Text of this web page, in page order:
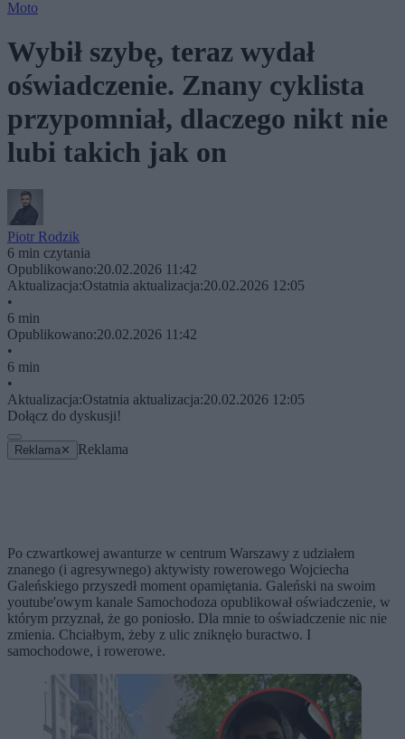
Moto
Wybił szybę, teraz wydał
oświadczenie. Znany cyklista
przypomniał, dlaczego nikt nie
lubi takich jak on
Piotr Rodzik
6 min czytania
Opublikowano:20.02.2026 11:42
Aktualizacja:Ostatnia aktualizacja:20.02.2026 12:05
•
6 min
Opublikowano:20.02.2026 11:42
•
6 min
•
Aktualizacja:Ostatnia aktualizacja:20.02.2026 12:05
Dołącz do dyskusji!
Reklama ✕ Reklama
Po czwartkowej awanturze w centrum Warszawy z udziałem
znanego (i agresywnego) aktywisty rowerowego Wojciecha
Galeńskiego przyszedł moment opamiętania. Galeński na swoim
youtube'owym kanale Samochodoza opublikował oświadczenie, w
którym przyznał, że go poniosło. Dla mnie to oświadczenie nic nie
zmienia. Chciałbym, żeby z ulic zniknęło buractwo. I
samochodowe, i rowerowe.